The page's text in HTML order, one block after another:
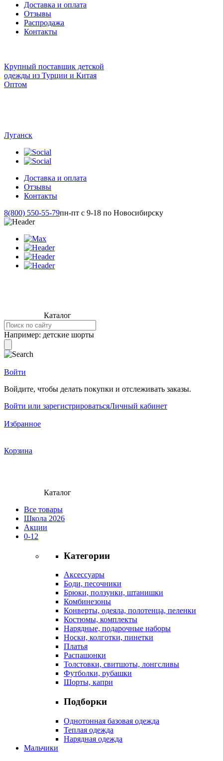
Доставка и оплата
Отзывы
Распродажа
Контакты
Крупный поставщик детской
одежды из Турции и Китая
Оптом
Луганск
Доставка и оплата
Отзывы
Контакты
8(800) 550-55-79пн-пт с 9-18 по Новосибирску
Каталог
Например: детские шорты
Войти
Войдите, чтобы делать покупки и отслеживать заказы.
Войти или зарегистрироватьсяЛичный кабинет
Избранное
Корзина
Каталог
Все товары
Школа 2026
Акции
0-12
Категории
Аксессуары
Боди, песочники
Брюки, ползунки, штанишки
Комбинезоны
Конверты, одеяла, полотенца, пеленки
Костюмы, комплекты
Нарядные, подарочные наборы
Носки, колготки, пинетки
Платья
Распашонки
Толстовки, свитшоты, лонгсливы
Футболки, рубашки
Шорты, капри
Подборки
Однотонная базовая одежда
Теплая одежда
Нарядная одежда
Мальчики